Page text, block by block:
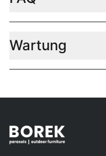
Wartung